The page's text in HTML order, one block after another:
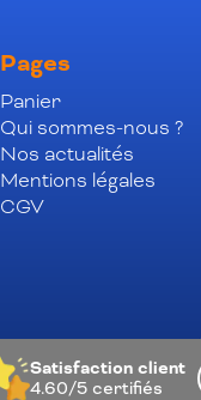
Pages
Panier
Qui sommes-nous ?
Nos actualités
Mentions légales
CGV
Satisfaction client
4.60/5 certifiés